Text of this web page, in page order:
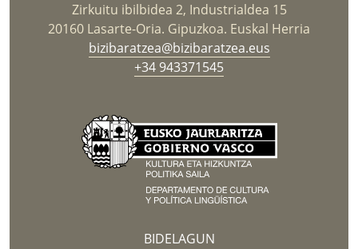
Zirkuitu ibilbidea 2, Industrialdea 15
20160 Lasarte-Oria. Gipuzkoa. Euskal Herria
bizibaratzea@bizibaratzea.eus
+34 943371545
BIDELAGUN